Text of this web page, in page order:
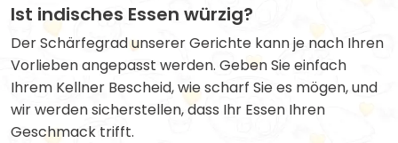
Ist indisches Essen würzig?
Der Schärfegrad unserer Gerichte kann je nach Ihren
Vorlieben angepasst werden. Geben Sie einfach
Ihrem Kellner Bescheid, wie scharf Sie es mögen, und
wir werden sicherstellen, dass Ihr Essen Ihren
Geschmack trifft.